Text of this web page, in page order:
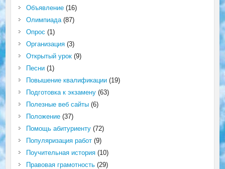
Объявление(16)
Олимпиада(87)
Опрос (1)
Организация(3)
Открытый урок(9)
Песни(1)
Повышение квалификации(19)
Подготовка к экзамену(63)
Полезные веб сайты(6)
Положение(37)
Помощь абитуриенту(72)
Популяризация работ(9)
Поучительная история(10)
Правовая грамотность(29)